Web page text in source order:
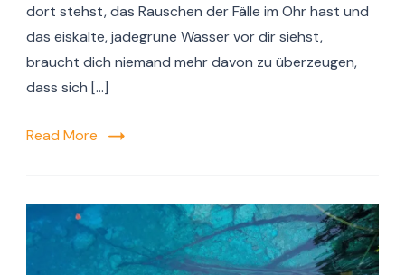
dort stehst, das Rauschen der Fälle im Ohr hast und
das eiskalte, jadegrüne Wasser vor dir siehst,
braucht dich niemand mehr davon zu überzeugen,
dass sich […]
Read More